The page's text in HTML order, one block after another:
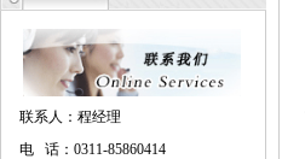
联系人：程经理
电 话：0311-85860414